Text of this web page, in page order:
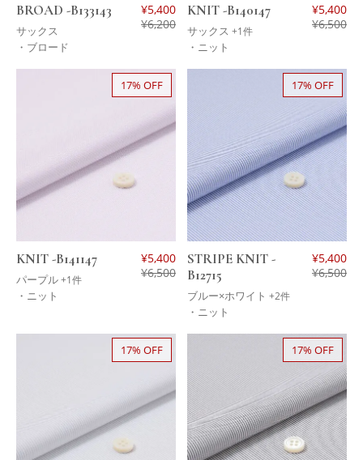
BROAD -B133143
サックス
¥5,400
¥6,200
・ブロード
KNIT -B140147
サックス +1件
¥5,400
¥6,500
・ニット
17% OFF
KNIT -B141147
パープル+1件
¥5,400
¥6,500
・ニット
17% OFF
STRIPE KNIT -
B12715
ブルー×ホワイト +2件
¥5,400
¥6,500
・ニット
17% OFF 17% OFF